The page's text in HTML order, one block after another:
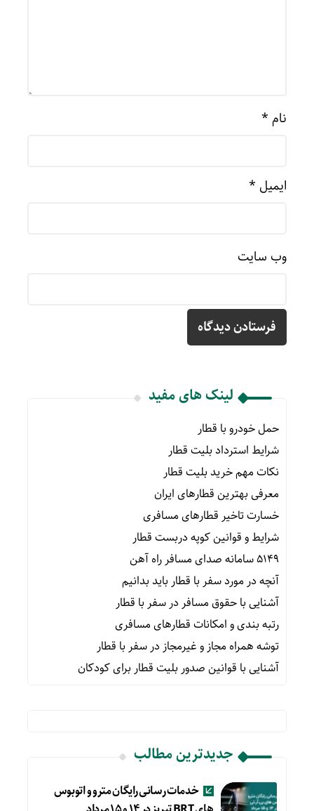
نام *
ایمیل *
وب‌ سایت
لینک های مفید
حمل خودرو با قطار
شرایط استرداد بلیت قطار
نکات مهم خرید بلیت قطار
معرفی بهترین قطارهای ایران
خسارت تاخیر قطارهای مسافری
شرایط و قوانین کوپه دربست قطار
۵۱۴۹ سامانه صدای مسافر راه آهن
آنچه در مورد سفر با قطار باید بدانیم
آشنایی با حقوق مسافر در سفر با قطار
رتبه بندی و امکانات قطارهای مسافری
توشه همراه مجاز و غیرمجاز در سفر با قطار
آشنایی با قوانین صدور بلیت قطار برای کودکان
جدیدترین مطالب
خدمات رسانی رایگان مترو و اتوبوس